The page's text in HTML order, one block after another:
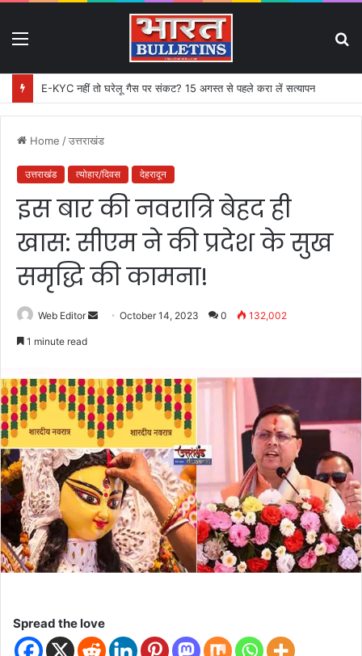
E-KYC नहीं तो घरेलू गैस पर संकट? 15 अगस्त से पहले करा लें सत्यापन
Home /उत्तराखंड
उत्तराखंड त्योहार/दिवस देहरादून
इस बार की नवरात्रि बेहद ही
खास: सीएम ने की प्रदेश के सुख
समृद्धि की कामना!
Web Editor
a
n
e
m
a
i
l
October 14, 2023 0 132,002
1 minute read
Spread the love